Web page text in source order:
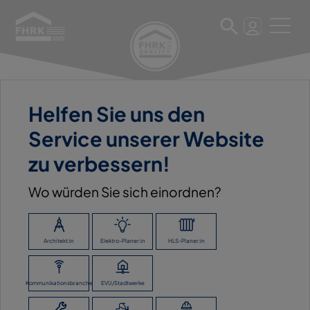
Helfen Sie uns den
Service unserer Website
zu verbessern!
Wo würden Sie sich einordnen?
Architekt:in Elektro-Planer:in HLS-Planer:in
Kommunikationsbranche EVU/Stadtwerke
11. März 2025
UNION BAUZENTRUM
HORNBACH GMBH
ZURÜCK ZUR ÜBERSICHT